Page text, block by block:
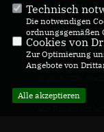
CDU NRW
CDU
Werther
Technisch
Die notwendigen
ordnungsgemäßen
Cookies von
Zur Optimierung
Angebote von
Alle akzeptieren